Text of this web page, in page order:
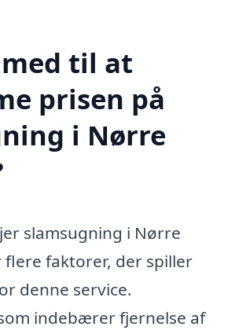
til at
prisen på
i Nørre
slamsugning i Nørre
flere faktorer, der spiller
denne service.
indebærer fjernelse af